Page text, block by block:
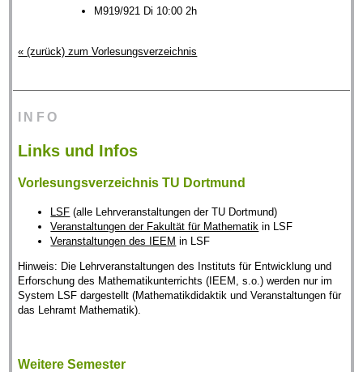
M919/921 Di 10:00 2h
« (zurück) zum Vorlesungsverzeichnis
INFO
Links und Infos
Vorlesungsverzeichnis TU Dortmund
LSF (alle Lehrveranstaltungen der TU Dortmund)
Veranstaltungen der Fakultät für Mathematik in LSF
Veranstaltungen des IEEM in LSF
Hinweis: Die Lehrveranstaltungen des Instituts für Entwicklung und
Erforschung des Mathematikunterrichts (IEEM, s.o.) werden nur im
System LSF dargestellt (Mathematikdidaktik und Veranstaltungen für
das Lehramt Mathematik).
Weitere Semester